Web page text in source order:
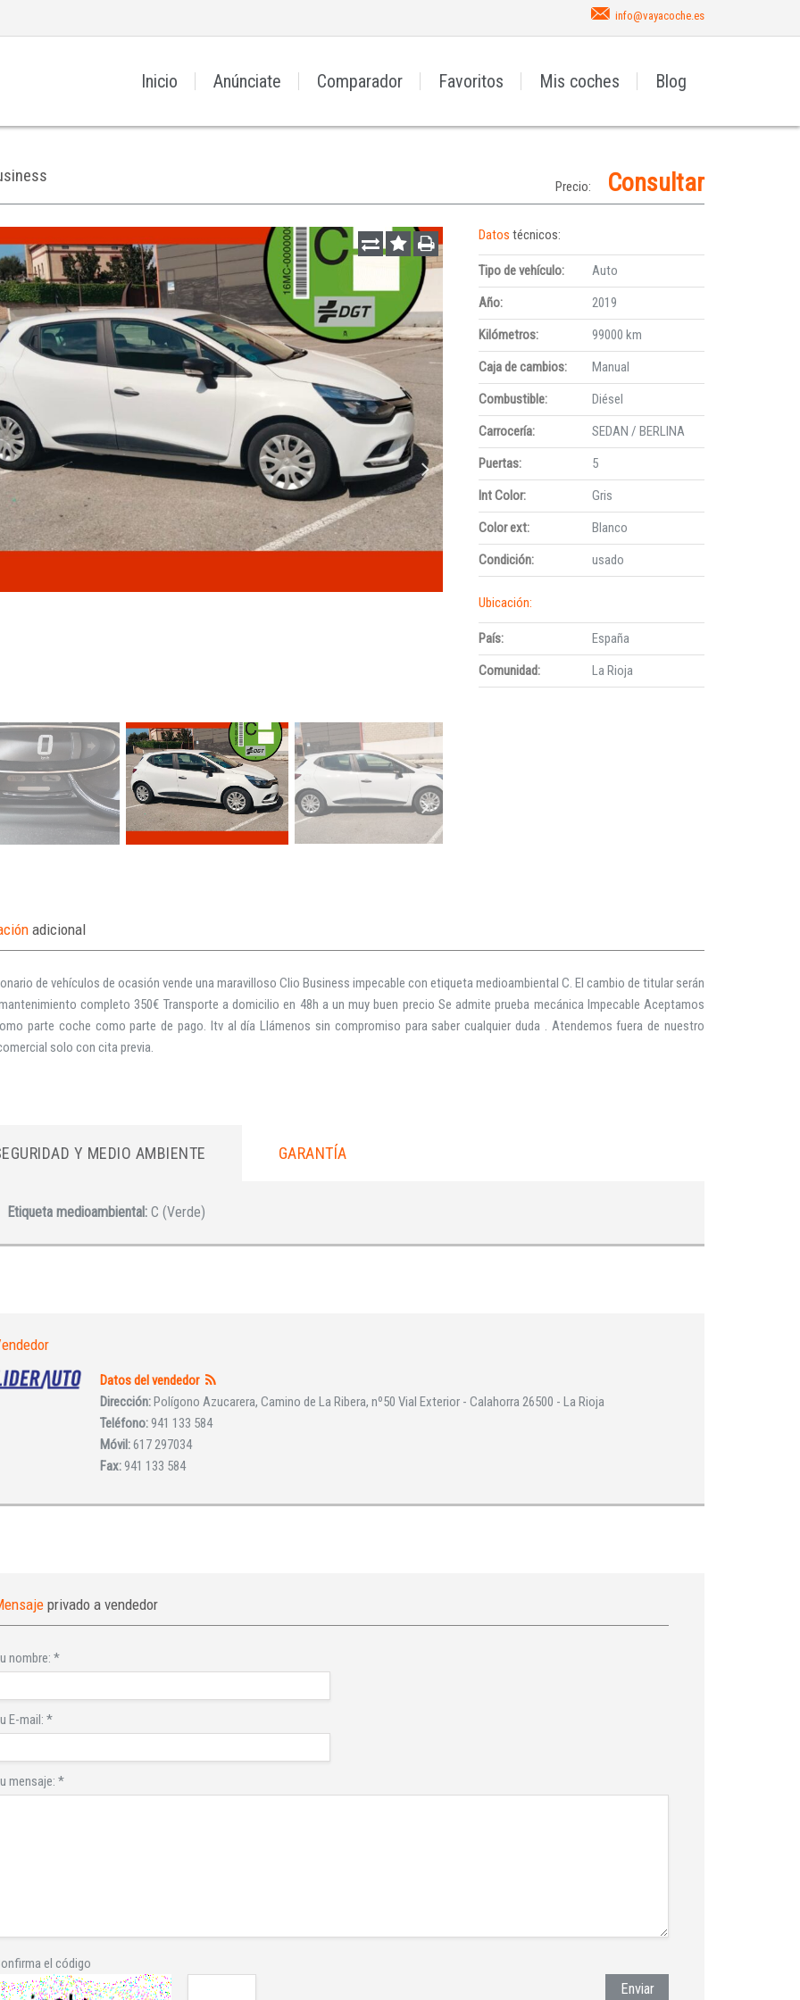
INICIAR SESIÓN
info@vayacoche.es
Inicio Anúnciate Comparador Favoritos Mis coches Blog
Precio: Consultar
Datostécnicos:
Tipo de vehículo:
Auto
Año:
2019
Kilómetros:
99000 km
Caja de cambios:
Manual
Combustible:
Diésel
Carrocería:
SEDAN / BERLINA
Puertas:
5
Int Color:
Gris
Color ext:
Blanco
Condición:
usado
Ubicación:
País:
España
Comunidad:
La Rioja
adicional
de vehículos de ocasión vende una maravilloso Clio Business impecable con etiqueta medioambiental C. El cambio de titular serán
completo 350€ Transporte a domicilio en 48h a un muy buen precio Se admite prueba mecánica Impecable Aceptamos
parte coche como parte de pago. Itv al día Llámenos sin compromiso para saber cualquier duda . Atendemos fuera de nuestro
solo con cita previa.
Y MEDIO AMBIENTE GARANTÍA
Etiqueta medioambiental: C (Verde)
Datos del vendedor
Dirección:Polígono Azucarera, Camino de La Ribera, nº50 Vial Exterior - Calahorra 26500 - La Rioja
Teléfono:941 133 584
Móvil:617 297034
Fax:941 133 584
privado a vendedor
nombre: *
E-mail: *
mensaje: *
el código
Enviar